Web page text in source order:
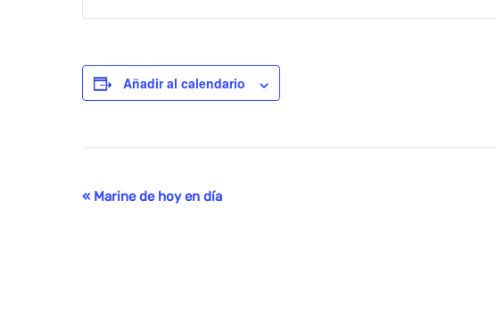
Añadir al calendario
Evento
« Marine de hoy en día